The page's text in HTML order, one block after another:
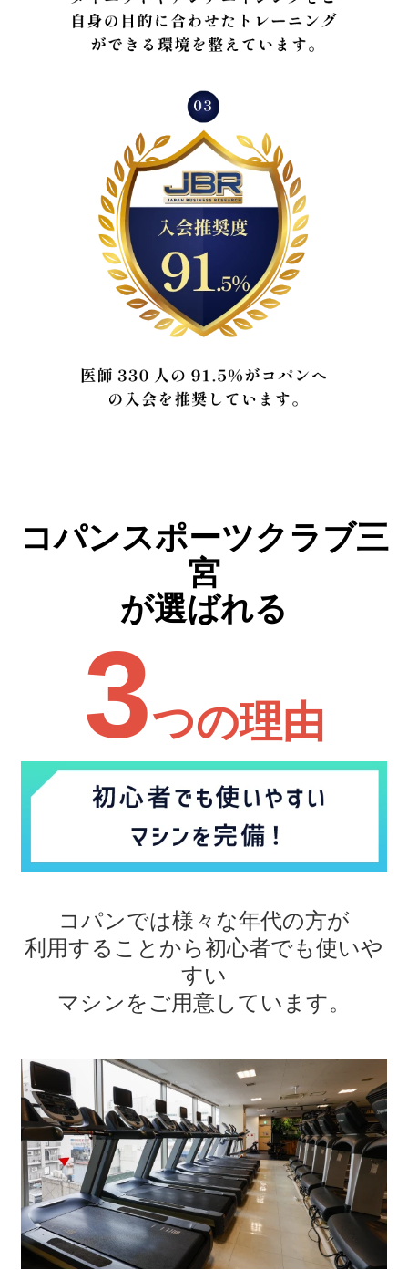
コパンスポーツクラブ三
宮
が選ばれる
3つの理由
コパンでは様々な年代の方が
利用することから初心者でも使いや
すい
マシンをご用意しています。